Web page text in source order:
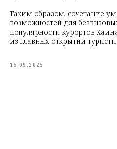
Таким образом, сочетание
возможностей для
популярности курортов
из главных открытий
15.09.2025